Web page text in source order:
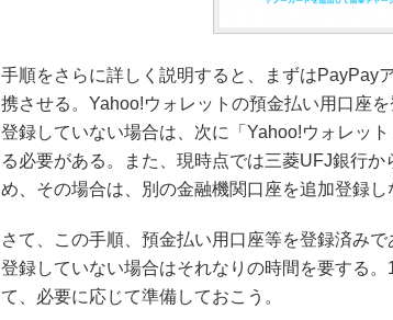
手順をさらに詳しく説明すると、まずはPayPay
携させる。Yahoo!ウォレットの預金払い用口座
登録していない場合は、次に「Yahoo!ウォレッ
る必要がある。また、現時点では三菱UFJ銀行
め、その場合は、別の金融機関口座を追加登録し
さて、この手順、預金払い用口座等を登録済みで
登録していない場合はそれなりの時間を要する
て、必要に応じて準備しておこう。